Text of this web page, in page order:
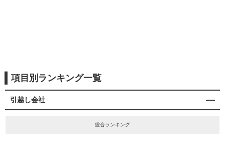
項目別ランキング一覧
引越し会社
総合ランキング